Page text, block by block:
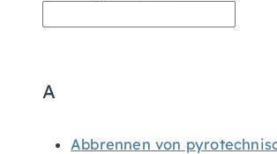
A
Abbrennen von